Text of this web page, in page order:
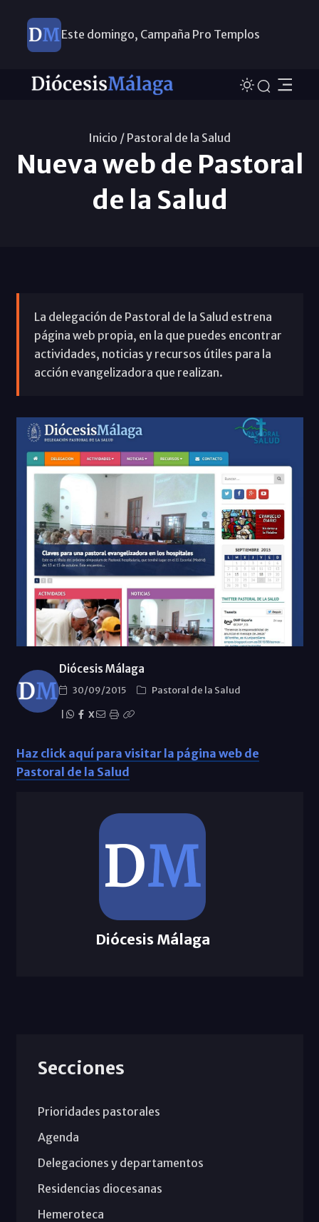
Este domingo, Campaña Pro Templos
Inicio / Pastoral de la Salud
Nueva web de Pastoral
de la Salud
La delegación de Pastoral de la Salud estrena
página web propia, en la que puedes encontrar
actividades, noticias y recursos útiles para la
acción evangelizadora que realizan.
Diócesis Málaga
30/09/2015
Pastoral de la Salud
X
Haz click aquí para visitar la página web de
Pastoral de la Salud
Diócesis Málaga
Secciones
Prioridades pastorales
Agenda
Delegaciones y departamentos
Residencias diocesanas
Hemeroteca